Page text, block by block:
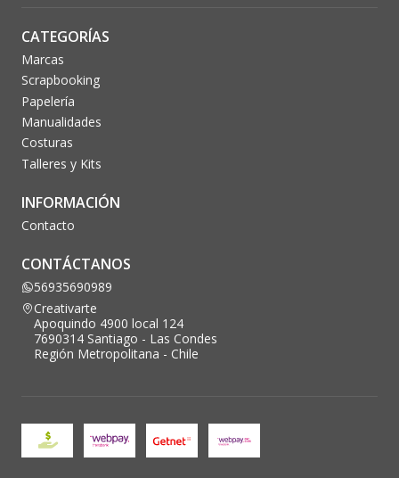
CATEGORÍAS
Marcas
Scrapbooking
Papelería
Manualidades
Costuras
Talleres y Kits
INFORMACIÓN
Contacto
CONTÁCTANOS
56935690989
Creativarte
Apoquindo 4900 local 124
7690314 Santiago - Las Condes
Región Metropolitana - Chile